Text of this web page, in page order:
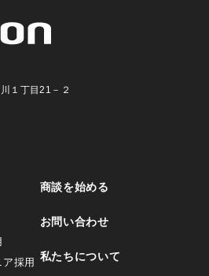
１丁目21－２
採用
商談を始める
お問い合わせ
私たちについて